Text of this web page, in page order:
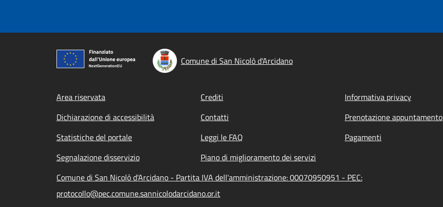
Comune di San Nicolò d'Arcidano
Footer menu
Area riservata Crediti Informativa privacy
Dichiarazione di accessibilità
Contatti Prenotazione appuntamento
Statistiche del portale
Leggi le FAQ Pagamenti
Segnalazione disservizio
Piano di miglioramento dei servizi
Comune di San Nicolò d'Arcidano - Partita IVA dell'amministrazione: 00070950951 - PEC:
protocollo@pec.comune.sannicolodarcidano.or.it